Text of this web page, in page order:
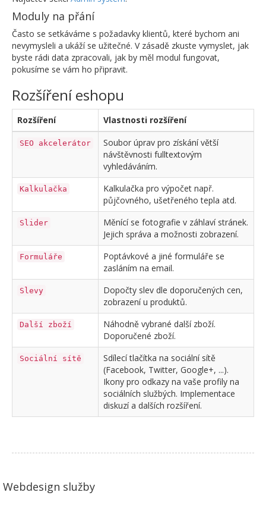
Moduly na přání
Často se setkáváme s požadavky klientů, které bychom ani
nevymysleli a ukáží se užitečné. V zásadě zkuste vymyslet, jak
byste rádi data zpracovali, jak by měl modul fungovat,
pokusíme se vám ho připravit.
Rozšíření eshopu
Rozšíření Vlastnosti rozšíření
SEO akcelerátor
Soubor úprav pro získání větší
návštěvnosti fulltextovým
vyhledáváním.
Kalkulačka
Kalkulačka pro výpočet např.
půjčovného, ušetřeného tepla atd.
Slider
Měnící se fotografie v záhlaví stránek.
Jejich správa a možnosti zobrazení.
Formuláře
Poptávkové a jiné formuláře se
zasláním na email.
Slevy
Dopočty slev dle doporučených cen,
zobrazení u produktů.
Další zboží
Náhodně vybrané další zboží.
Doporučené zboží.
Sociální sítě
Sdílecí tlačítka na sociální sítě
(Facebook, Twitter, Google+, ...).
Ikony pro odkazy na vaše profily na
sociálních službých. Implementace
diskuzí a dalších rozšíření.
Webdesign služby